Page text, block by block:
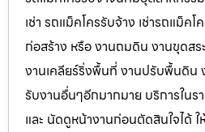
เช่า รถแม็คโครรับจ้าง เช่ารถแม็คโ
ก่อสร้าง หรือ งานถมดิน งานขุดส
งานเคลียร์ริ่งพื้นที่ งานปรับพื้นดิน
รับงานอื่นๆอีกมากมาย บริการในร
และ นัดดูหน้างานก่อนตัดสินใจได้